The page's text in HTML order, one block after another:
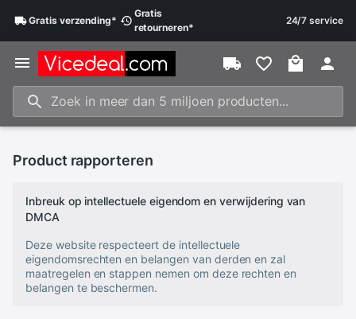
Gratisverzending*
Gratis
retourneren*
24/7 service
Product rapporteren
Inbreuk op intellectuele eigendom en verwijdering van
DMCA
Deze website respecteert de intellectuele
eigendomsrechten en belangen van derden en zal
maatregelen en stappen nemen om deze rechten en
belangen te beschermen.